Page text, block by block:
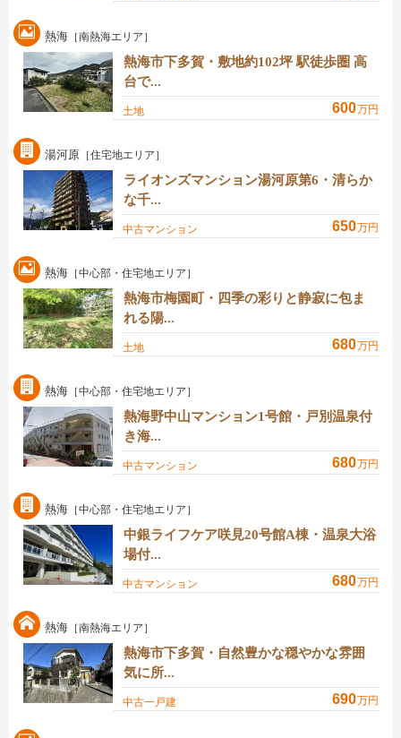
熱海 ［南熱海エリア］
熱海市下多賀・敷地約102坪 駅徒歩圏 高
台で...
土地 600万円
湯河原 ［住宅地エリア］
ライオンズマンション湯河原第6・清らか
な千...
中古マンション 650万円
熱海 ［中心部・住宅地エリア］
熱海市梅園町・四季の彩りと静寂に包ま
れる陽...
土地 680万円
熱海 ［中心部・住宅地エリア］
熱海野中山マンション1号館・戸別温泉付
き海...
中古マンション 680万円
熱海 ［中心部・住宅地エリア］
中銀ライフケア咲見20号館A棟・温泉大浴
場付...
中古マンション 680万円
熱海 ［南熱海エリア］
熱海市下多賀・自然豊かな穏やかな雰囲
気に所...
中古一戸建 690万円